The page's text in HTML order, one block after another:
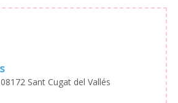
Sant Cugat del Vallés